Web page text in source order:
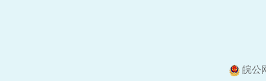
皖公